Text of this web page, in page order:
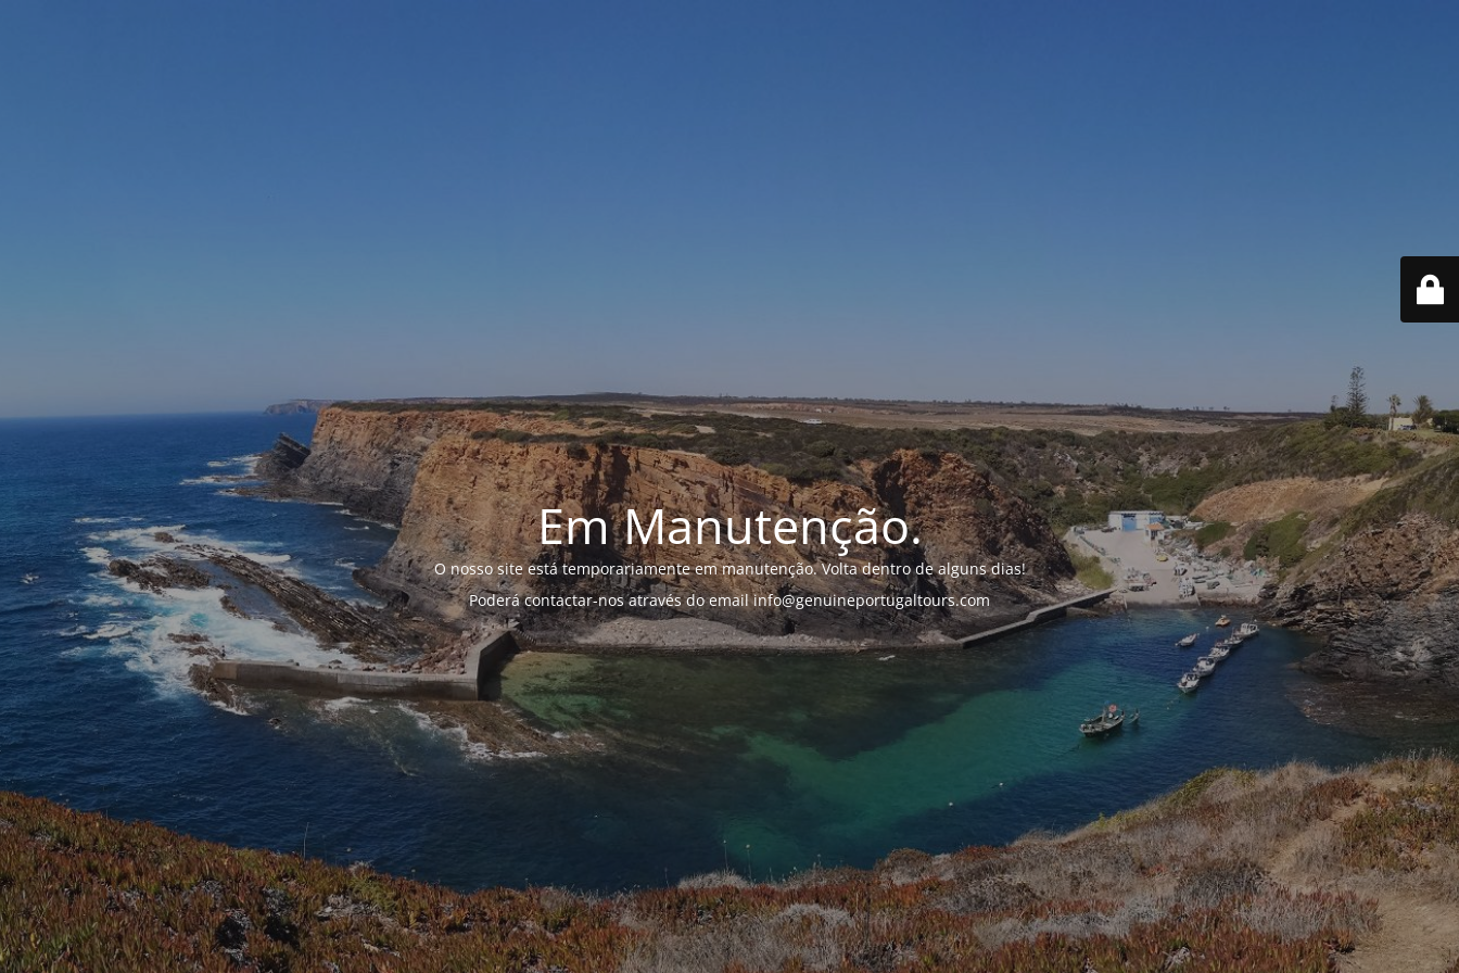
Em Manutenção.
O nosso site está temporariamente em manutenção. Volta dentro de alguns dias!
Poderá contactar-nos através do email info@genuineportugaltours.com